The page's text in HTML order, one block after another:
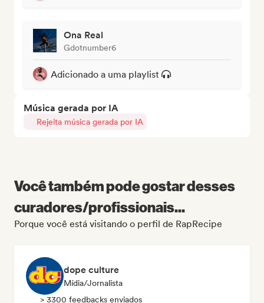
Ona Real
Gdotnumber6
Adicionado a uma playlist
Música gerada por IA
Rejeita música gerada por IA
Você também pode gostar desses
curadores/profissionais...
Porque você está visitando o perfil de RapRecipe
dope culture
Mídia/Jornalista
> 3300 feedbacks enviados